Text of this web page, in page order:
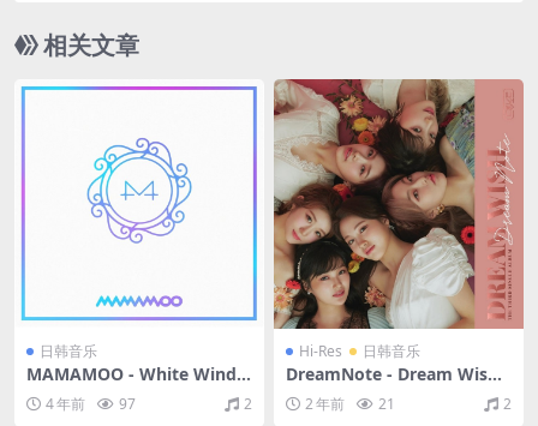
相关文章
日韩音乐
MAMAMOO - White Wind
（2019/FLAC/EP分轨/147
M）4 年前 97 2
Hi-Res 日韩音乐
DreamNote - Dream Wish
（2020/FLAC/EP分轨/216
M）(24bit/48kHz)
2 年前 21 2